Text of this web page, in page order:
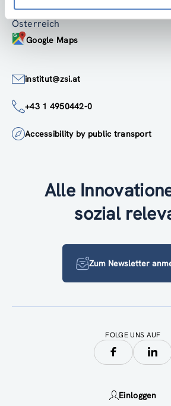
1150 Wien
Österreich
Google Maps
institut@zsi.at
+43 1 4950442-0
Accessibility by public transport
Alle
sozial
Zum Newsletter
FOLGE UNS AUF
Einloggen